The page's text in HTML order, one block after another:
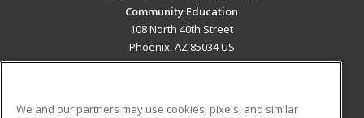
Community Education
108 North 40th Street
Phoenix, AZ 85034 US
We and our partners may use cookies, pixels, and similar